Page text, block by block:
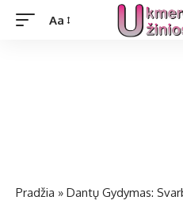
Aa
Pradžia » Dantų Gydymas: